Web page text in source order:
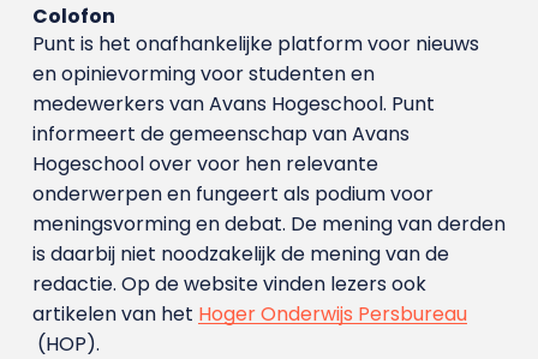
Colofon
Punt is het onafhankelijke platform voor nieuws
en opinievorming voor studenten en
medewerkers van Avans Hoge­school. Punt
informeert de gemeenschap van Avans
Hogeschool over voor hen relevante
onderwerpen en fungeert als podium voor
meningsvorming en debat. De mening van derden
is daarbij niet noodzakelijk de mening van de
redactie. Op de website vinden lezers ook
artikelen van het Hoger Onderwijs Persbureau
(HOP).